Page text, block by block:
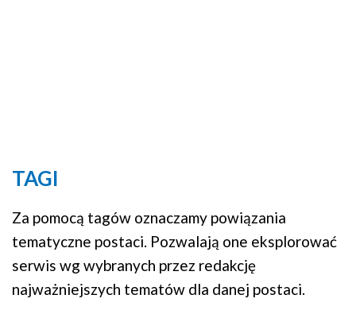
TAGI
Za pomocą tagów oznaczamy powiązania
tematyczne postaci. Pozwalają one eksplorować
serwis wg wybranych przez redakcję
najważniejszych tematów dla danej postaci.